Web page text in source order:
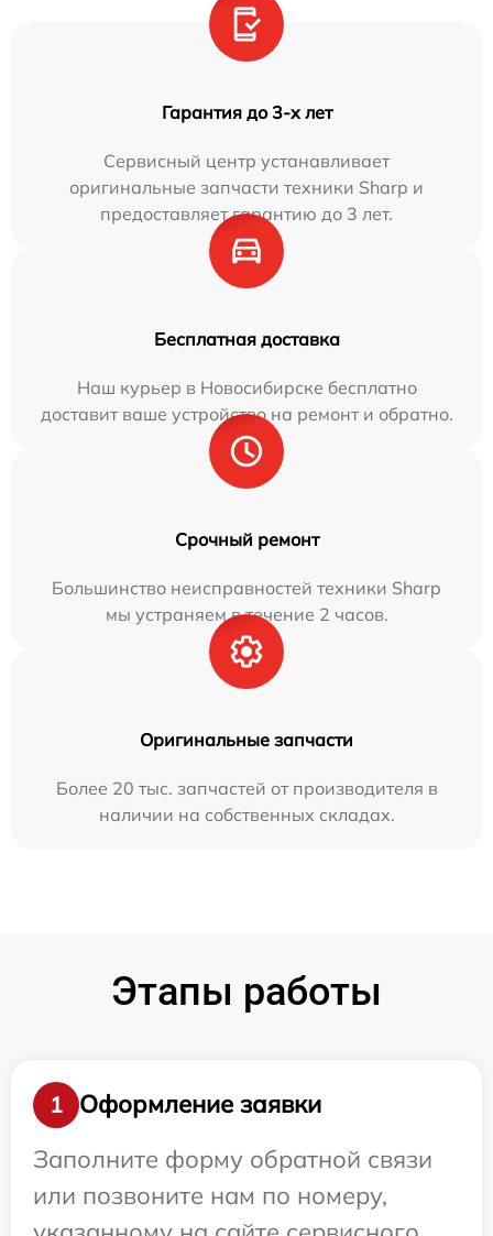
Гарантия до 3-х лет
Сервисный центр устанавливает
оригинальные запчасти техники Sharp и
предоставляет гарантию до 3 лет.
Бесплатная доставка
Наш курьер в Новосибирске бесплатно
доставит ваше устройство на ремонт и обратно.
Срочный ремонт
Большинство неисправностей техники Sharp
мы устраняем в течение 2 часов.
Оригинальные запчасти
Более 20 тыс. запчастей от производителя в
наличии на собственных складах.
Этапы работы
1
Оформление заявки
Заполните форму обратной связи
или позвоните нам по номеру,